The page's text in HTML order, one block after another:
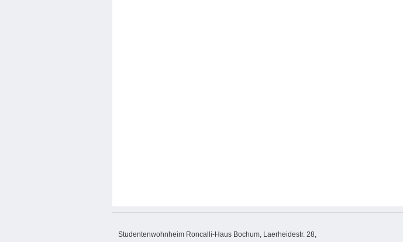
Studentenwohnheim Roncalli-Haus Bochum, Laerheidestr. 28,